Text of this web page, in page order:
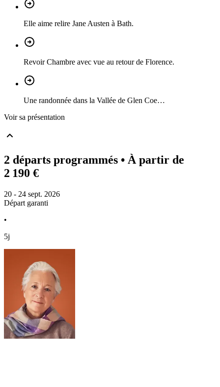
Elle aime relire Jane Austen à Bath.
Revoir Chambre avec vue au retour de Florence.
Une randonnée dans la Vallée de Glen Coe…
Voir sa présentation
2 départs programmés • À partir de
2 190 €
20 - 24 sept. 2026
Départ garanti
•
5j